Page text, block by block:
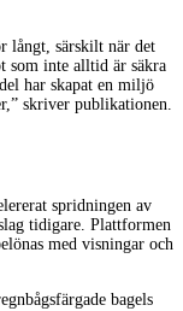
långt, särskilt när det
som inte alltid är säkra
har skapat en miljö
skriver publikationen.
spridningen av
tidigare. Plattformen
med visningar och
bagels